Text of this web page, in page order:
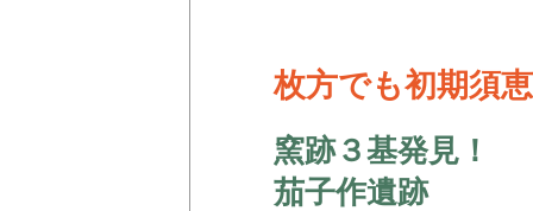
枚方でも初期須
窯跡３基発見！
茄子作遺跡